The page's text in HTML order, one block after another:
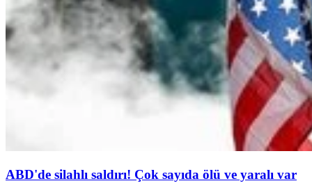
ABD'de silahlı saldırı! Çok sayıda ölü ve yaralı var